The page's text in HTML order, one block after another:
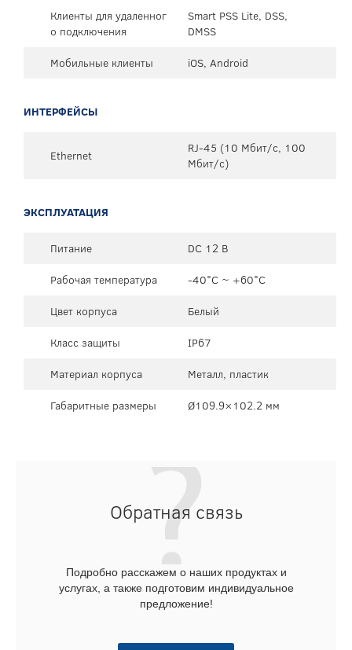
Клиенты для удаленног
о подключения
Smart PSS Lite, DSS,
DMSS
Мобильные клиенты
iOS, Android
ИНТЕРФЕЙСЫ
Ethernet
RJ-45 (10 Мбит/с, 100
Мбит/с)
ЭКСПЛУАТАЦИЯ
Питание
DC 12 В
Рабочая температура
-40°C ~ +60°C
Цвет корпуса
Белый
Класс защиты
IP67
Материал корпуса
Металл, пластик
Габаритные размеры
Ø109.9×102.2 мм
Обратная связь
Подробно расскажем о наших продуктах и
услугах, а также подготовим индивидуальное
предложение!